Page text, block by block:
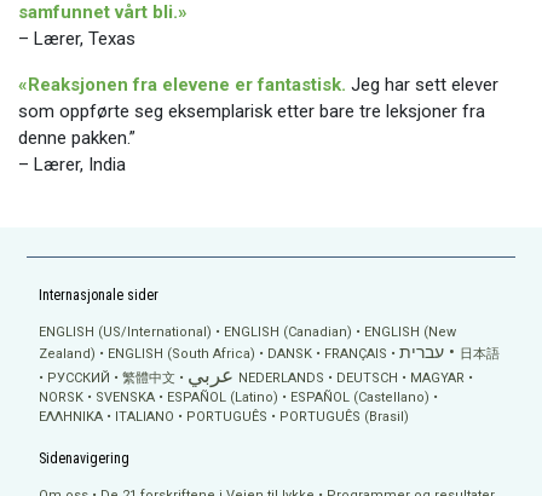
samfunnet vårt bli.»
– Lærer, Texas
«Reaksjonen fra elevene er fantastisk. Jeg har sett elever
som oppførte seg eksemplarisk etter bare tre leksjoner fra
denne pakken.”
– Lærer, India
Internasjonale sider
ENGLISH (US/International) ENGLISH (Canadian)
ENGLISH (New
Zealand)
ENGLISH (South Africa) DANSK FRANÇAIS עברית
日本語
РУССКИЙ
繁體中文 عربي NEDERLANDS DEUTSCH
MAGYAR
NORSK
SVENSKA ESPAÑOL (Latino)
ESPAÑOL (Castellano)
ΕΛΛΗΝΙΚA
ITALIANO PORTUGUÊS PORTUGUÊS (Brasil)
Sidenavigering